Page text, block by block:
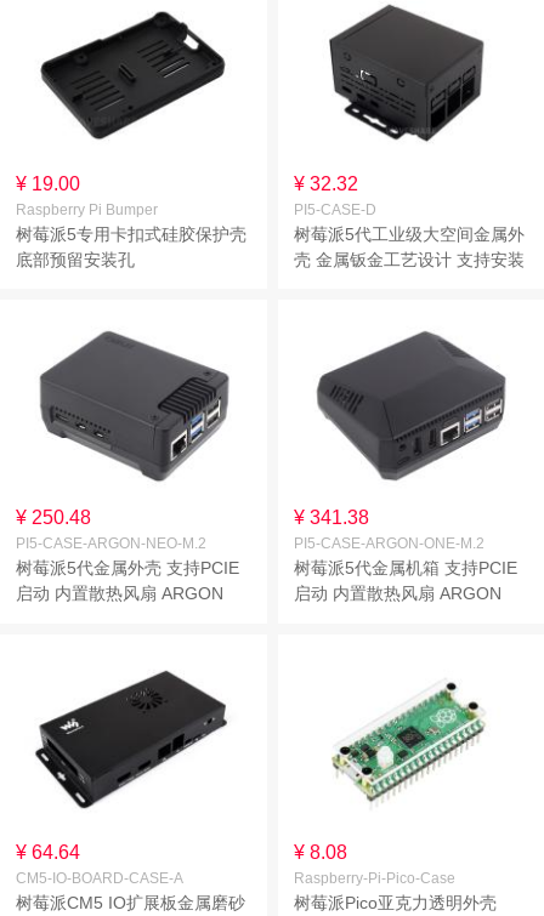
¥ 19.00
Raspberry Pi Bumper
树莓派5专用卡扣式硅胶保护壳
底部预留安装孔
¥ 32.32
PI5-CASE-D
树莓派5代工业级大空间金属外
壳 金属钣金工艺设计 支持安装
¥ 250.48
PI5-CASE-ARGON-NEO-M.2
树莓派5代金属外壳 支持PCIE
启动 内置散热风扇 ARGON
¥ 341.38
PI5-CASE-ARGON-ONE-M.2
树莓派5代金属机箱 支持PCIE
启动 内置散热风扇 ARGON
¥ 64.64
CM5-IO-BOARD-CASE-A
树莓派CM5 IO扩展板金属磨砂
¥ 8.08
Raspberry-Pi-Pico-Case
树莓派Pico亚克力透明外壳